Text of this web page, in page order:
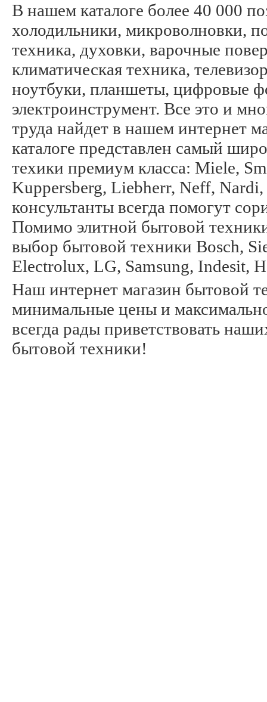
В нашем каталоге более 40 000
холодильники, микроволновки,
техника, духовки, варочные
климатическая техника,
ноутбуки, планшеты, цифровые
электроинструмент. Все это и
труда найдет в нашем интернет
каталоге представлен самый
техики премиум класса: Miele,
Kuppersberg, Liebherr, Neff,
консультанты всегда помогут
Помимо элитной бытовой
выбор бытовой техники Bosch,
Electrolux, LG, Samsung, Indesit,
Наш интернет магазин бытовой
минимальные цены и
всегда рады приветствовать
бытовой техники!